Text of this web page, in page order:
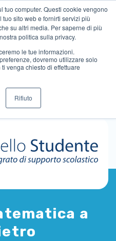
tuo computer. Questi cookie vengono
sito web e fornirti servizi più
su altri media. Per saperne di più
politica sulla privacy.
le tue informazioni.
dovremo utilizzare solo
venga chiesto di effettuare
Rifiuto
a